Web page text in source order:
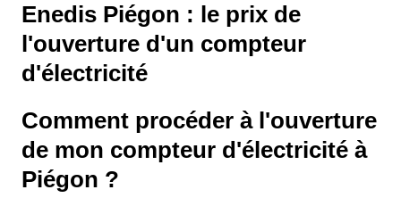
Enedis Piégon : le prix de
l'ouverture d'un compteur
d'électricité
Comment procéder à l'ouverture
de mon compteur d'électricité à
Piégon ?